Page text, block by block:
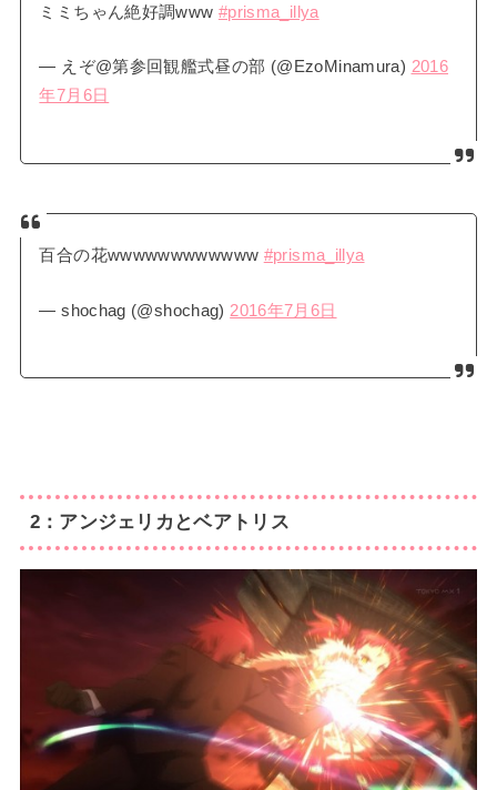
ミミちゃん絶好調www #prisma_illya
— えぞ@第参回観艦式昼の部 (@EzoMinamura) 2016
年7月6日
百合の花wwwwwwwwwwww #prisma_illya
— shochag (@shochag) 2016年7月6日
2：アンジェリカとベアトリス